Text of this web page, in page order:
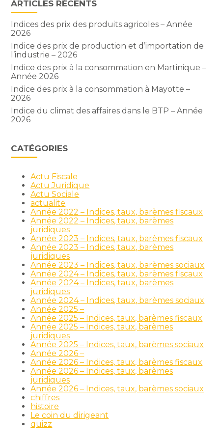
ARTICLES RÉCENTS
Indices des prix des produits agricoles – Année
2026
Indice des prix de production et d’importation de
l’industrie – 2026
Indice des prix à la consommation en Martinique –
Année 2026
Indice des prix à la consommation à Mayotte –
2026
Indice du climat des affaires dans le BTP – Année
2026
CATÉGORIES
Actu Fiscale
Actu Juridique
Actu Sociale
actualite
Année 2022 – Indices, taux, barèmes fiscaux
Année 2022 – Indices, taux, barèmes
juridiques
Année 2023 – Indices, taux, barèmes fiscaux
Année 2023 – Indices, taux, barèmes
juridiques
Année 2023 – Indices, taux, barèmes sociaux
Année 2024 – Indices, taux, barèmes fiscaux
Année 2024 – Indices, taux, barèmes
juridiques
Année 2024 – Indices, taux, barèmes sociaux
Année 2025 –
Année 2025 – Indices, taux, barèmes fiscaux
Année 2025 – Indices, taux, barèmes
juridiques
Année 2025 – Indices, taux, barèmes sociaux
Année 2026 –
Année 2026 – Indices, taux, barèmes fiscaux
Année 2026 – Indices, taux, barèmes
juridiques
Année 2026 – Indices, taux, barèmes sociaux
chiffres
histoire
Le coin du dirigeant
quizz